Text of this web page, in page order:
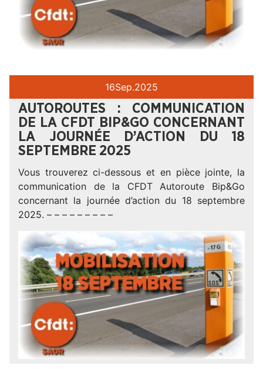
16Sep.2025
AUTOROUTES : COMMUNICATION
DE LA CFDT BIP&GO CONCERNANT
LA JOURNÉE D’ACTION DU 18
SEPTEMBRE 2025
Vous trouverez ci-dessous et en pièce jointe, la
communication de la CFDT Autoroute Bip&Go
concernant la journée d’action du 18 septembre
2025. – – – – – – – – –